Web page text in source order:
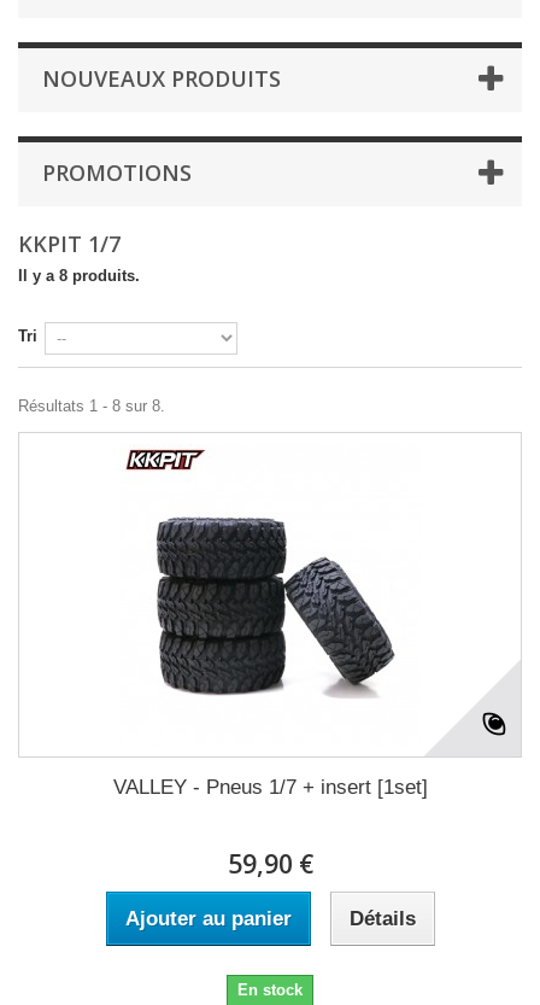
NOUVEAUX PRODUITS
PROMOTIONS
KKPIT 1/7
Il y a 8 produits.
Tri
Résultats 1 - 8 sur 8.
VALLEY - Pneus 1/7 + insert [1set]
59,90 €
Ajouter au panier Détails
En stock